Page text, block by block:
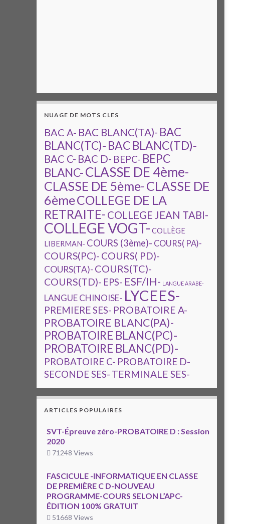
NUAGE DE MOTS CLES
BAC A- BAC BLANC(TA)- BAC
BLANC(TC)- BAC BLANC(TD)-
BAC C- BAC D- BEPC- BEPC
BLANC-CLASSE DE 4ème-
CLASSE DE 5ème-CLASSE DE
6èmeCOLLEGE DE LA
RETRAITE- COLLEGE JEAN TABI-
COLLEGE VOGT- COLLÈGE
LIBERMAN- COURS (3ème)- COURS( PA)-
COURS(PC)- COURS( PD)-
COURS(TA)- COURS(TC)-
COURS(TD)- EPS- ESF/IH- LANGUE ARABE-
LANGUE CHINOISE- LYCEES-
PREMIERE SES- PROBATOIRE A-
PROBATOIRE BLANC(PA)-
PROBATOIRE BLANC(PC)-
PROBATOIRE BLANC(PD)-
PROBATOIRE C- PROBATOIRE D-
SECONDE SES- TERMINALE SES-
ARTICLES POPULAIRES
SVT-Épreuve zéro-PROBATOIRE D : Session
2020
71248 Views
FASCICULE -INFORMATIQUE EN CLASSE
DE PREMIÈRE C D-NOUVEAU
PROGRAMME-COURS SELON L’APC-
ÉDITION 100% GRATUIT
51668 Views